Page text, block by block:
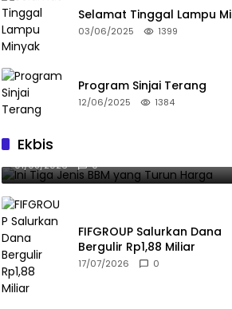
Selamat Tinggal Lampu
03/06/2025 1399
Program Sinjai Terang
12/06/2025 1384
Ekbis
Ini Tiga Jenis BBM yang Turun Harga
01/08/2026 0
FIFGROUP Salurkan Dana
Bergulir Rp1,88 Miliar
17/07/2026 0